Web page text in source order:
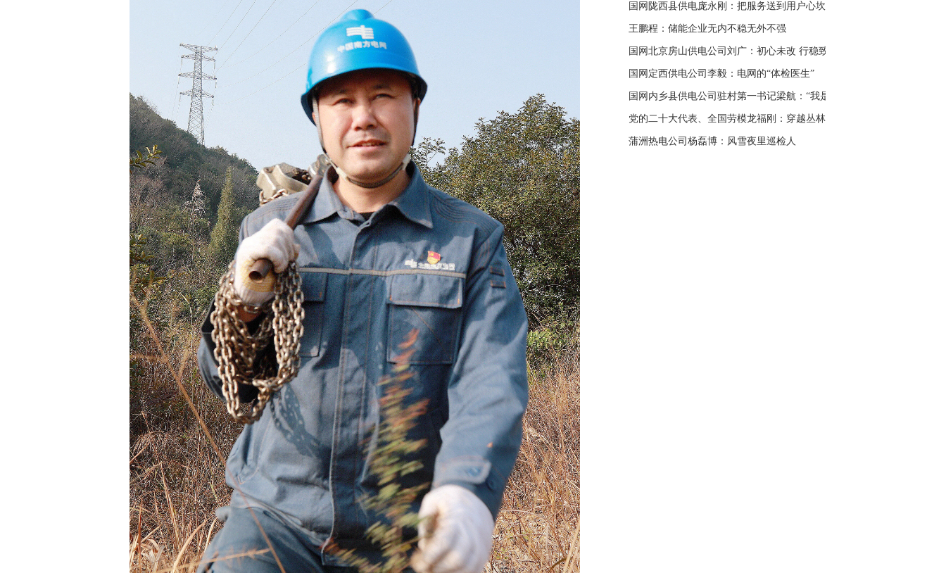
国网陇西县供电庞永刚：把服务送到用户心坎上
王鹏程：储能企业无内不稳无外不强
国网北京房山供电公司刘广：初心未改 行稳致远
国网定西供电公司李毅：电网的“体检医生”
国网内乡县供电公司驻村第一书记梁航：“我是这个村里的人”
党的二十大代表、全国劳模龙福刚：穿越丛林巡线 守护万家灯火
蒲洲热电公司杨磊博：风雪夜里巡检人